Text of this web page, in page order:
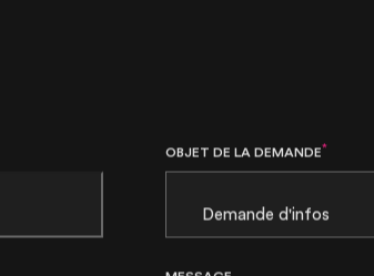
OBJET DE LA DEMANDE*